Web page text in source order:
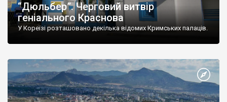
“Дюльбер”. Черговий витвір
геніального Краснова
У Кореїзі розташовано декілька відомих Кримських палаців.